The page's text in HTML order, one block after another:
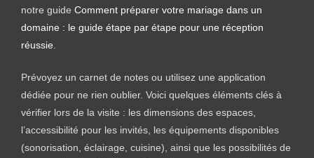
notre guide Comment préparer votre mariage dans un
domaine : le guide étape par étape pour une réception
réussie
Prévoyez un carnet de notes ou utilisez une application
dédiée pour ne rien oublier. Voici quelques éléments clés à
vérifier lors de la visite : les dimensions des espaces,
l’accessibilité pour les invités, les équipements disponibles
(sonorisation, éclairage, cuisine), ainsi que les possibilités de